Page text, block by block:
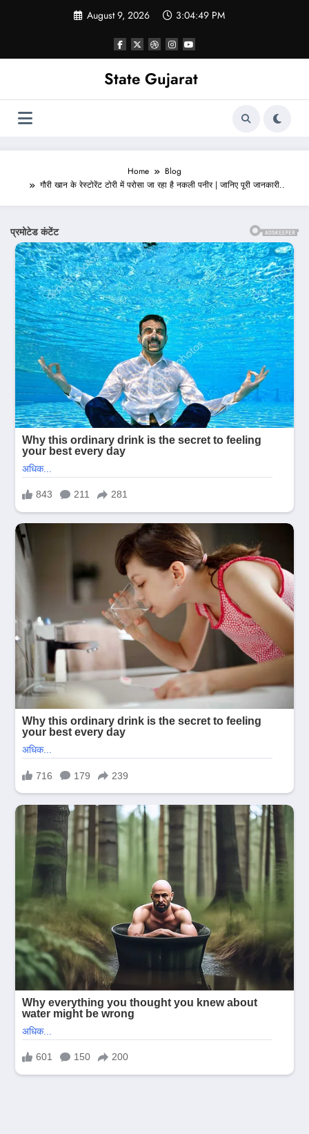
August 9, 2026 3:04:51 PM
State Gujarat
Home
Blog
गौरी खान के रेस्टोरेंट टोरी में परोसा जा रहा है नकली पनीर | जानिए पूरी जानकारी..